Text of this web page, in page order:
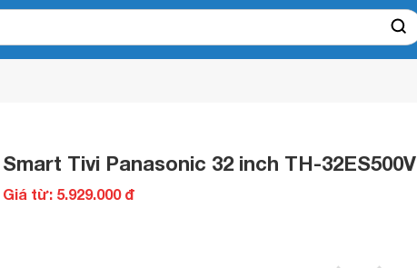
Smart Tivi Panasonic 32 inch TH-32ES500V
Giá từ: 5.929.000 đ